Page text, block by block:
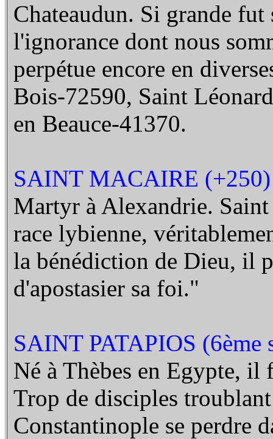
Chateaudun. Si grande fut
l'ignorance dont nous
perpétue encore en
Bois-72590, Saint
en Beauce-41370.
SAINT MACAIRE (+250)
Martyr à Alexandrie.
race lybienne,
la bénédiction de Dieu, il
d'apostasier sa foi."
SAINT PATAPIOS (6ème
Né à Thèbes en Egypte,
Trop de disciples
Constantinople se perdre